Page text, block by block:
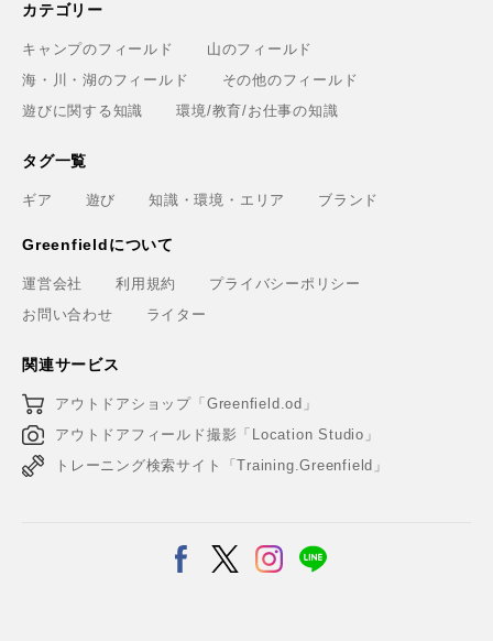
カテゴリー
キャンプのフィールド
山のフィールド
海・川・湖のフィールド
その他のフィールド
遊びに関する知識
環境/教育/お仕事の知識
タグ一覧
ギア 遊び 知識・環境・エリア ブランド
Greenfieldについて
運営会社 利用規約
プライバシーポリシー
お問い合わせ
ライター
関連サービス
アウトドアショップ「Greenfield.od」
アウトドアフィールド撮影「Location Studio」
トレーニング検索サイト「Training.Greenfield」